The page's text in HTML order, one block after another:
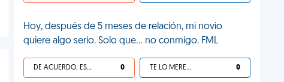
Hoy, después de 5 meses de relación, mi novio
quiere algo serio. Solo que... no conmigo. FML
DE ACUERDO, ES UNA VIDA HP 0 TE LO MERECES 0